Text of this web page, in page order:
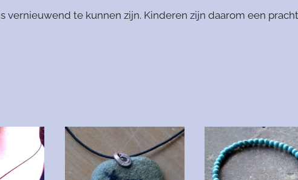
vernieuwend te kunnen zijn. Kinderen zijn daarom een